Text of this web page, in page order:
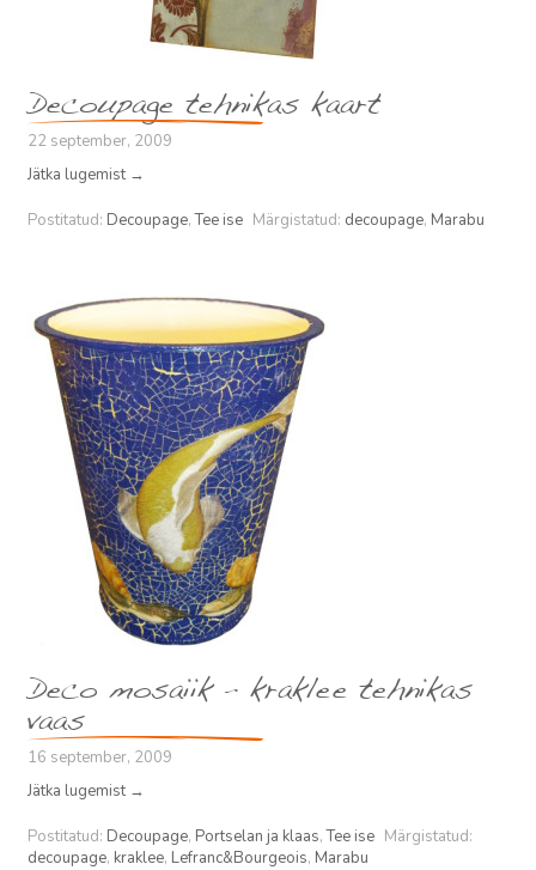
Decoupage tehnikas kaart
22 september, 2009
Jätka lugemist →
Postitatud: Decoupage,Tee ise Märgistatud: decoupage, Marabu
Deco mosaiik – kraklee tehnikas
vaas
16 september, 2009
Jätka lugemist →
Postitatud: Decoupage, Portselan ja klaas,Tee ise Märgistatud:
decoupage, kraklee, Lefranc&Bourgeois, Marabu